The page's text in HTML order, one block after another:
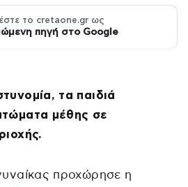
το cretaone.gr ως
πηγή στο Google
τα παιδιά
μέθης σε
προχώρησε η